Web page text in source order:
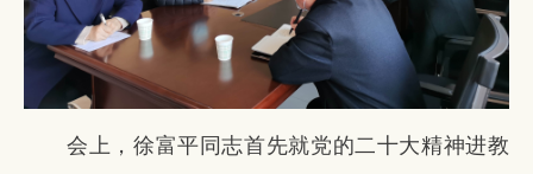
会上，徐富平同志首先就党的二十大精神进教